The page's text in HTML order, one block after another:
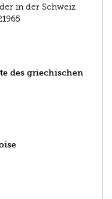
in der Schweiz
des griechischen